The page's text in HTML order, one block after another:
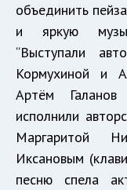
объединить
и яркую
“Выступали
Кормухиной и
Артём
исполнили
Маргаритой
Иксановым
песню спела